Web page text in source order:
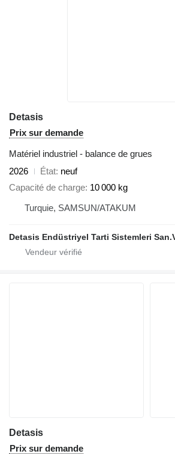
Detasis
Prix sur demande
Matériel industriel - balance de grues
2026
État neuf
Capacité de charge 10 000 kg
Turquie, SAMSUN/ATAKUM
Detasis Endüstriyel Tarti Sistemleri
Detasis
Prix sur demande